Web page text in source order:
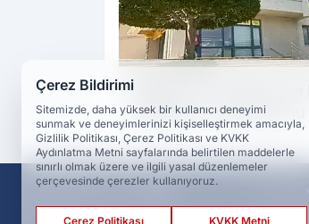
Muğla’da son yılların
uyuşturucu operasyonu
Çerez Bildirimi
Sitemizde, daha yüksek bir kullanıcı deneyimi
sunmak ve deneyimlerinizi kişiselleştirmek amacıyla,
Gizlilik Politikası, Çerez Politikası ve KVKK
Aydınlatma Metni sayfalarında belirtilen maddelerle
sınırlı olmak üzere ve ilgili yasal düzenlemeler
çerçevesinde çerezler kullanıyoruz.
Çerez Politikası KVKK Metni